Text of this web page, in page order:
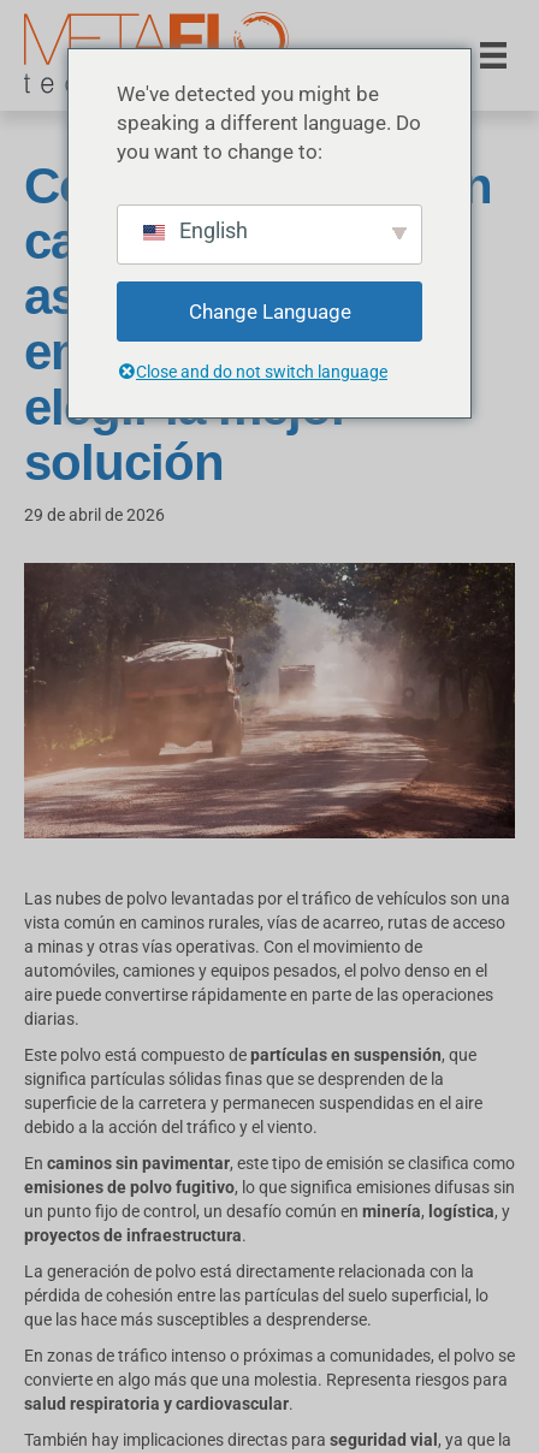
Control del polvo en
carreteras sin
asfaltar: cuándo
empezar y cómo
elegir la mejor
solución
29 de abril de 2026
Las nubes de polvo levantadas por el tráfico de vehículos son una
vista común en caminos rurales, vías de acarreo, rutas de acceso
a minas y otras vías operativas. Con el movimiento de
automóviles, camiones y equipos pesados, el polvo denso en el
aire puede convertirse rápidamente en parte de las operaciones
diarias.
Este polvo está compuesto departículas en suspensión, que
significa partículas sólidas finas que se desprenden de la
superficie de la carretera y permanecen suspendidas en el aire
debido a la acción del tráfico y el viento.
En caminos sin pavimentar, este tipo de emisión se clasifica como
emisiones de polvo fugitivo, lo que significa emisiones difusas sin
un punto fijo de control, un desafío común en minería, logística, y
proyectos de infraestructura.
La generación de polvo está directamente relacionada con la
pérdida de cohesión entre las partículas del suelo superficial, lo
que las hace más susceptibles a desprenderse.
En zonas de tráfico intenso o próximas a comunidades, el polvo se
convierte en algo más que una molestia. Representa riesgos para
salud respiratoria y cardiovascular.
También hay implicaciones directas para seguridad vial , ya que la
We've detected you might be
speaking a different language. Do
you want to change to:
English
Change Language
Close and do not switch language